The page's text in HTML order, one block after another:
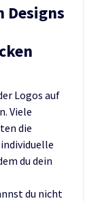
Designs
Logos auf
Viele
die
du dein
du nicht